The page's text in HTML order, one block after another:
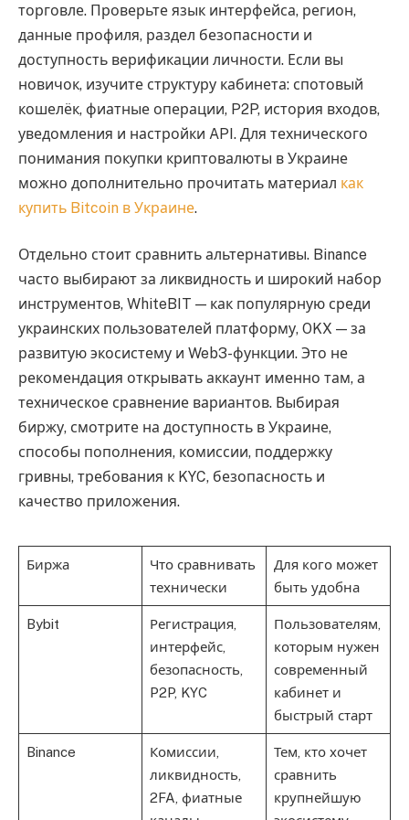
торговле. Проверьте язык интерфейса, регион,
данные профиля, раздел безопасности и
доступность верификации личности. Если вы
новичок, изучите структуру кабинета: спотовый
кошелёк, фиатные операции, P2P, история входов,
уведомления и настройки API. Для технического
понимания покупки криптовалюты в Украине
можно дополнительно прочитать материал как
купить Bitcoin в Украине.
Отдельно стоит сравнить альтернативы. Binance
часто выбирают за ликвидность и широкий набор
инструментов, WhiteBIT — как популярную среди
украинских пользователей платформу, OKX — за
развитую экосистему и Web3-функции. Это не
рекомендация открывать аккаунт именно там, а
техническое сравнение вариантов. Выбирая
биржу, смотрите на доступность в Украине,
способы пополнения, комиссии, поддержку
гривны, требования к KYC, безопасность и
качество приложения.
Биржа
Что сравнивать
технически
Для кого может
быть удобна
Bybit
Регистрация,
интерфейс,
безопасность,
P2P, KYC
Пользователям,
которым нужен
современный
кабинет и
быстрый старт
Binance
Комиссии,
ликвидность,
2FA, фиатные
Тем, кто хочет
сравнить
крупнейшую